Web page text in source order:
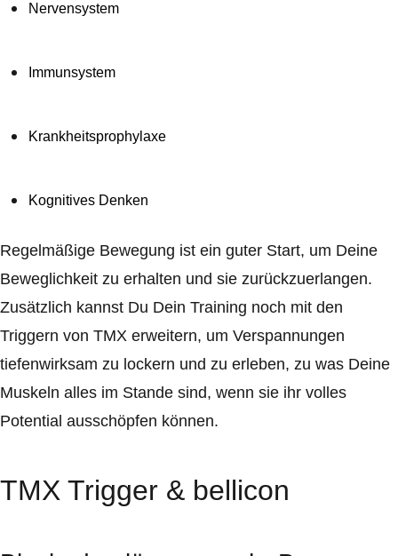
Nervensystem
Immunsystem
Krankheitsprophylaxe
Kognitives Denken
Regelmäßige Bewegung ist ein guter Start, um Deine
Beweglichkeit zu erhalten und sie zurückzuerlangen.
Zusätzlich kannst Du Dein Training noch mit den
Triggern von TMX erweitern, um Verspannungen
tiefenwirksam zu lockern und zu erleben, zu was Deine
Muskeln alles im Stande sind, wenn sie ihr volles
Potential ausschöpfen können.
TMX Trigger & bellicon